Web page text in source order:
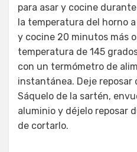
para asar y cocine
la temperatura del horno
y cocine 20 minutos más
temperatura de 145
con un termómetro de
instantánea. Deje reposar
Sáquelo de la sartén,
aluminio y déjelo reposar
de cortarlo.